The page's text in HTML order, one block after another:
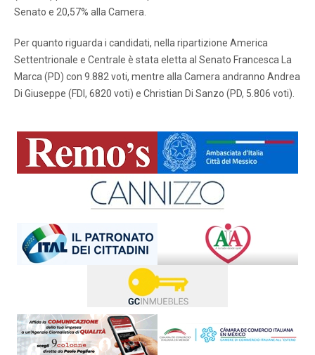
Senato e 20,57% alla Camera.
Per quanto riguarda i candidati, nella ripartizione America
Settentrionale e Centrale è stata eletta al Senato Francesca La
Marca (PD) con 9.882 voti, mentre alla Camera andranno Andrea
Di Giuseppe (FDI, 6820 voti) e Christian Di Sanzo (PD, 5.806 voti).